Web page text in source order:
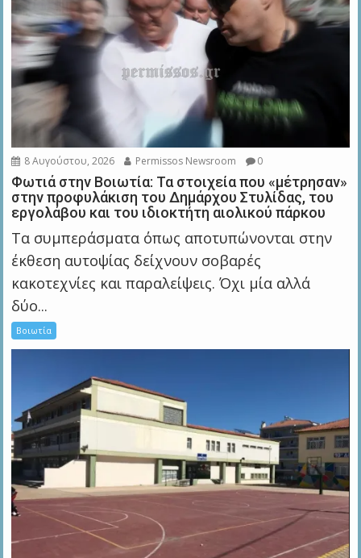
8 Αυγούστου, 2026 Permissos Newsroom 0
Φωτιά στην Βοιωτία: Τα στοιχεία που «μέτρησαν»
στην προφυλάκιση του Δημάρχου Στυλίδας, του
εργολάβου και του ιδιοκτήτη αιολικού πάρκου
Τα συμπεράσματα όπως αποτυπώνονται στην
έκθεση αυτοψίας δείχνουν σοβαρές
κακοτεχνίες και παραλείψεις. Όχι μία αλλά
δύο...
Βοιωτία